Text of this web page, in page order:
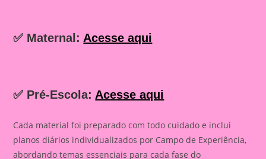
✅ Maternal: Acesse aqui
✅ Pré-Escola: Acesse aqui
Cada material foi preparado com todo cuidado e inclui
planos diários individualizados por Campo de Experiência,
abordando temas essenciais para cada fase do